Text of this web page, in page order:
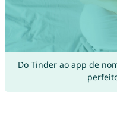
Do Tinder ao app de